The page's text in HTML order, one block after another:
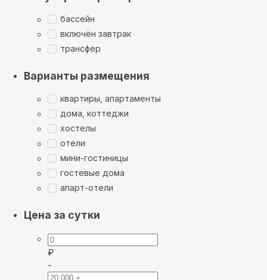
бассейн
включён завтрак
трансфер
Варианты размещения
квартиры, апартаменты
дома, коттеджи
хостелы
отели
мини-гостиницы
гостевые дома
апарт-отели
Цена за сутки
₽
-